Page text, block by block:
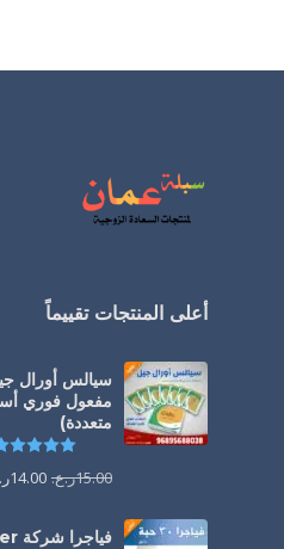
أعلى المنتجات تقييماً
مفعول فوري
متعددة)
15.00ر.ع. 14.00
فياجرا شركة Pfizer في عُمان